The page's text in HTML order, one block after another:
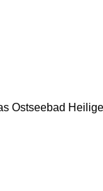
Ostseebad